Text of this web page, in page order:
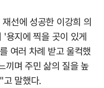
선에 성공한 이강희 의
용지에 찍을 곳이 있게
여러 차례 받고 울컥했
끼며 주민 삶의 질을 높
고 말했다.